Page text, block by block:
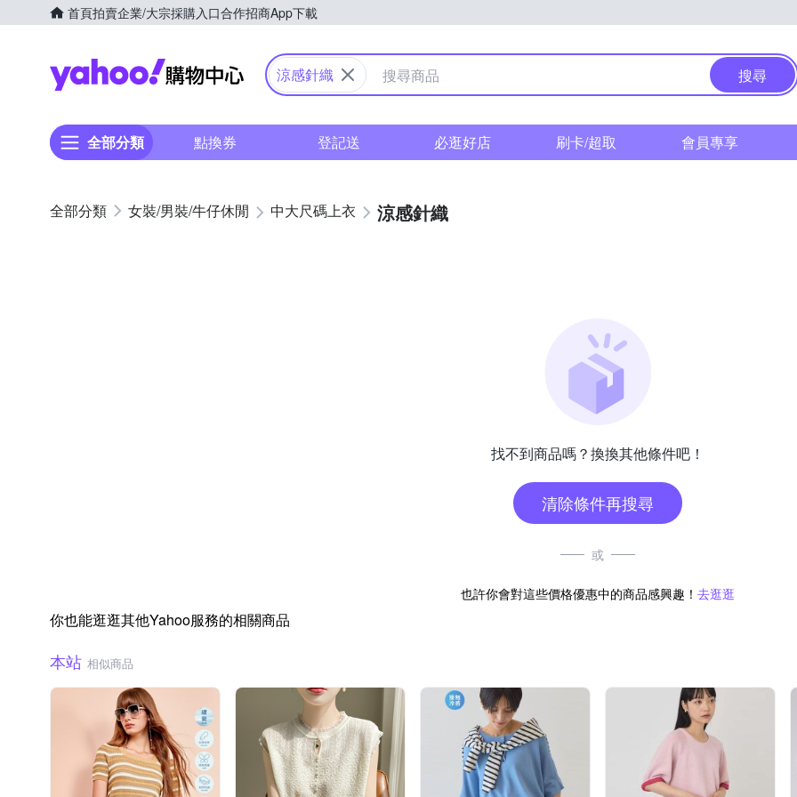
首頁拍賣企業/大宗採購入口合作招商App下載
Yahoo購物中心
涼感針織 搜尋
全部分類 點換券 登記送 必逛好店 刷卡/超取 會員專享
女裝/男裝/牛仔休閒 中大尺碼上衣 涼感針織
找不到商品嗎？換換其他條件吧！
清除條件再搜尋
或
也許你會對這些價格優惠中的商品感興趣！ 去逛逛
你也能逛逛其他Yahoo服務的相關商品
本站 相似商品